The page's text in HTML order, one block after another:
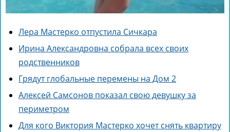
Лера Мастерко отпустила Сичкара
Ирина Александровна собрала всех своих
родственников
Грядут глобальные перемены на Дом 2
Алексей Самсонов показал свою девушку за
периметром
Для кого Виктория Мастерко хочет снять квартиру